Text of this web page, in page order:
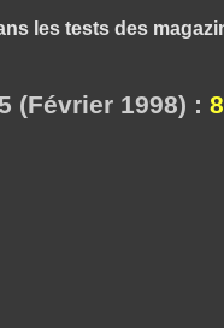
les tests des
(Février 1998) :